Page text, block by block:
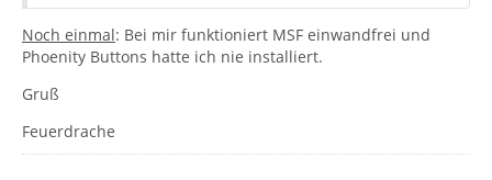
Bei mir funktioniert MSF einwandfrei (alle Funktionen!).
Phoenity Buttons hatte ich noch nie installiert.
Thunderbird-Originalversionen von hier und
Linux Mageia 7 x86_64
Noch einmal: Bei mir funktioniert MSF einwandfrei und
Phoenity Buttons hatte ich nie installiert.
Gruß
Feuerdrache